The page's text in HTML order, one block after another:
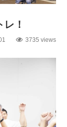
！
3735 views